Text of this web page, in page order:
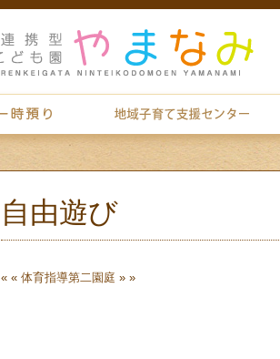
自由遊び
« « 体育指導第二園庭 » »